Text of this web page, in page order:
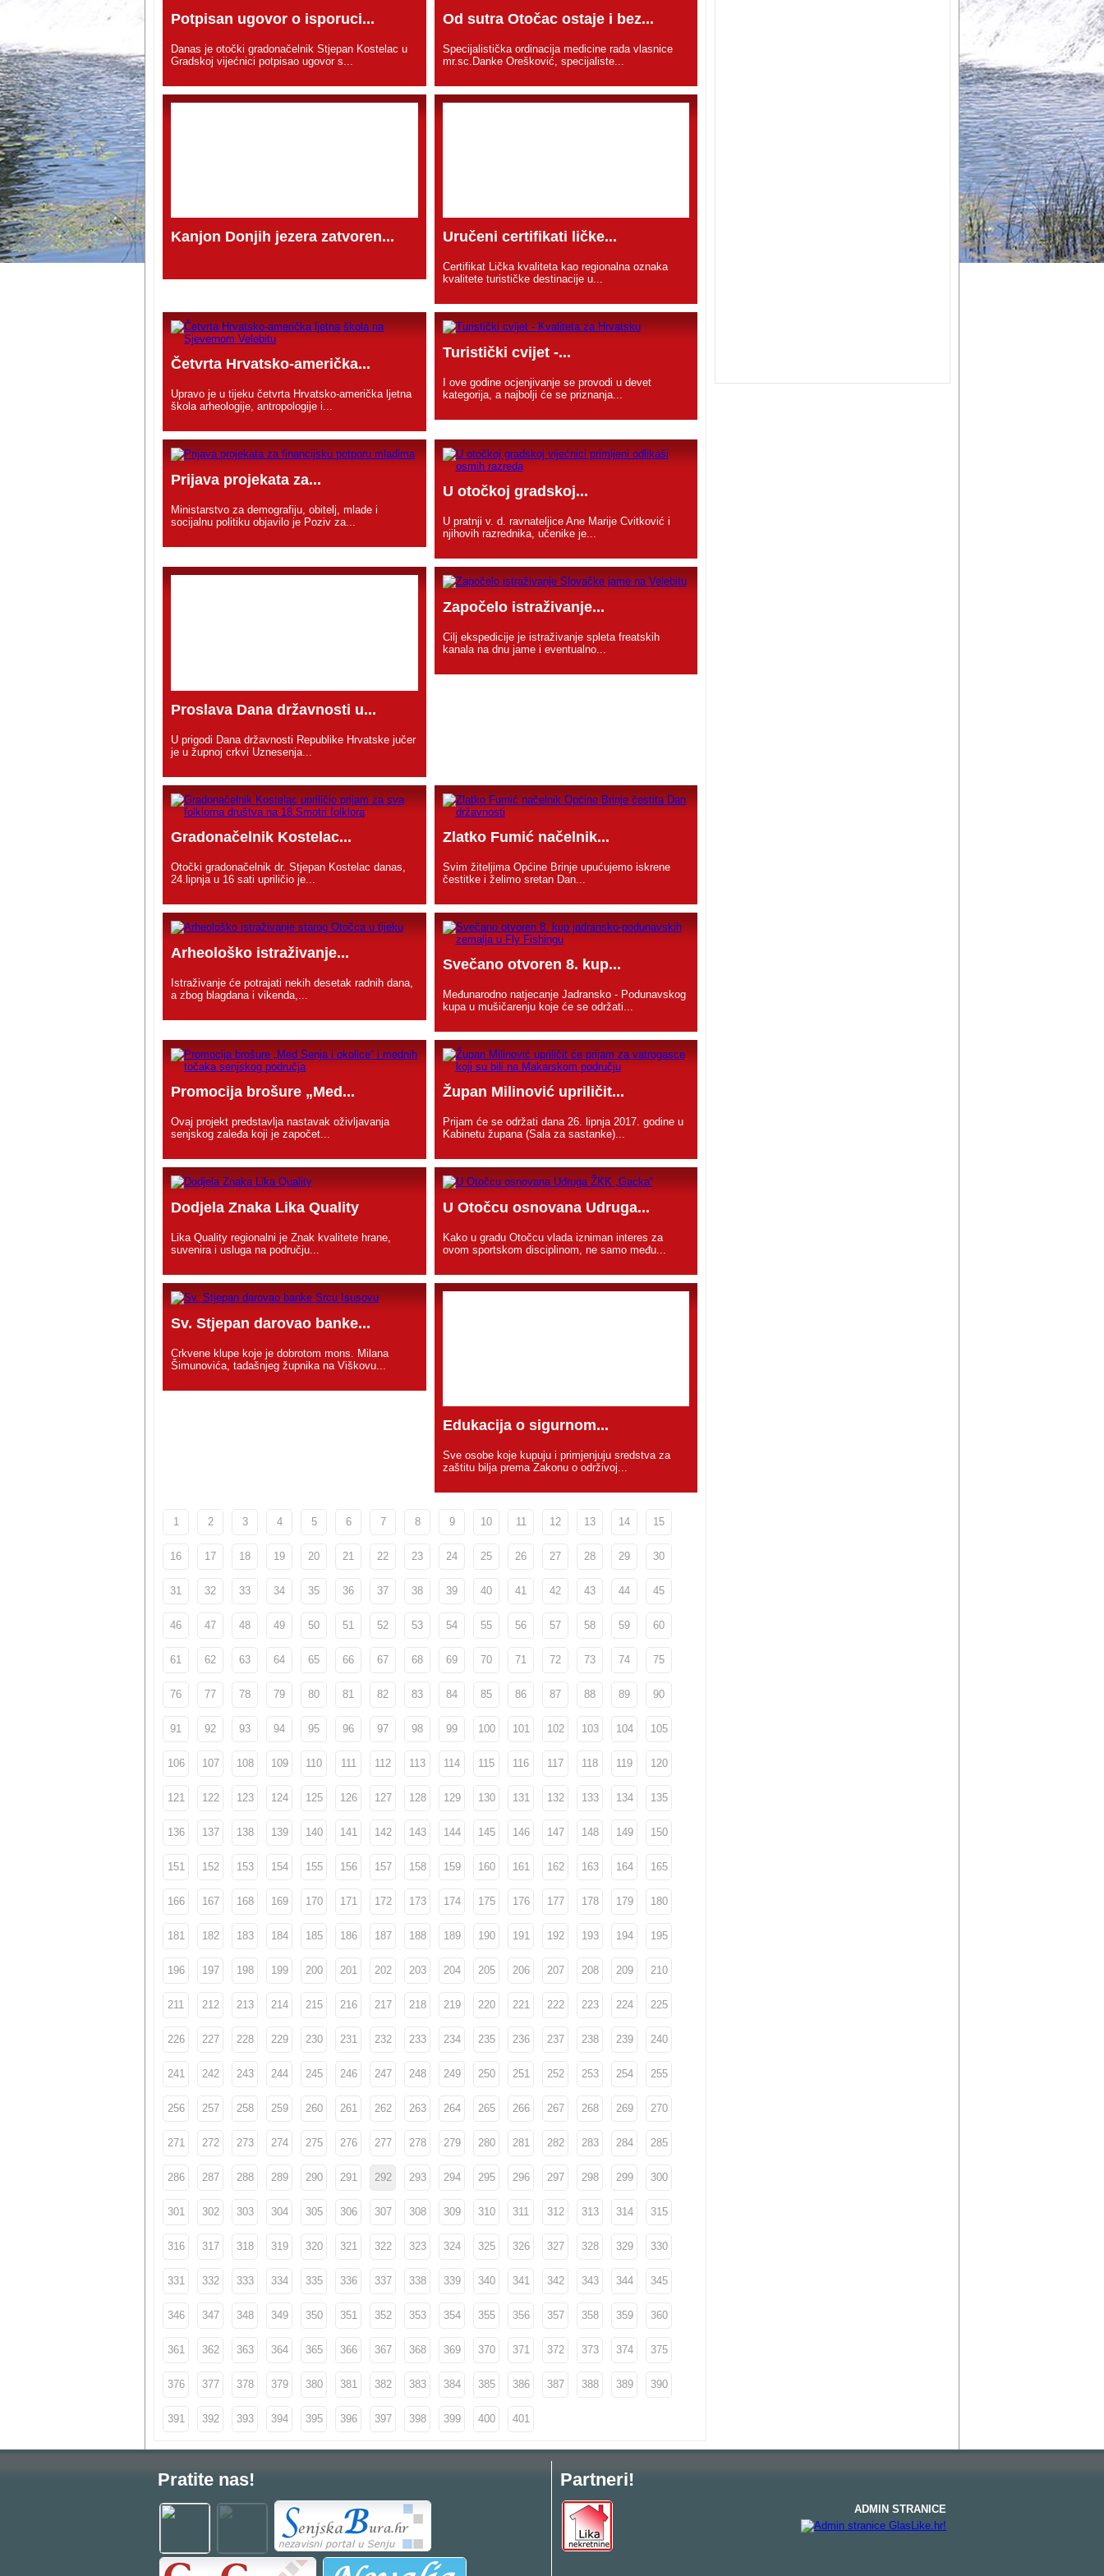
Potpisan ugovor o isporuci...
Danas je otočki gradonačelnik Stjepan Kostelac u
Gradskoj vijećnici potpisao ugovor s...
Od sutra Otočac ostaje i bez...
Specijalistička ordinacija medicine rada vlasnice
mr.sc.Danke Orešković, specijaliste...
Kanjon Donjih jezera zatvoren... Uručeni certifikati ličke...
Certifikat Lička kvaliteta kao regionalna oznaka
kvalitete turističke destinacije u...
Četvrta Hrvatsko-američka...
Upravo je u tijeku četvrta Hrvatsko-američka ljetna
škola arheologije, antropologije i...
Turistički cvijet -...
I ove godine ocjenjivanje se provodi u devet
kategorija, a najbolji će se priznanja...
Prijava projekata za...
Ministarstvo za demografiju, obitelj, mlade i
socijalnu politiku objavilo je Poziv za...
U otočkoj gradskoj...
U pratnji v. d. ravnateljice Ane Marije Cvitković i
njihovih razrednika, učenike je...
Proslava Dana državnosti u...
U prigodi Dana državnosti Republike Hrvatske jučer
je u župnoj crkvi Uznesenja...
Započelo istraživanje...
Cilj ekspedicije je istraživanje spleta freatskih
kanala na dnu jame i eventualno...
Gradonačelnik Kostelac...
Otočki gradonačelnik dr. Stjepan Kostelac danas,
24.lipnja u 16 sati upriličio je...
Zlatko Fumić načelnik...
Svim žiteljima Općine Brinje upućujemo iskrene
čestitke i želimo sretan Dan...
Arheološko istraživanje...
Istraživanje će potrajati nekih desetak radnih dana,
a zbog blagdana i vikenda,...
Svečano otvoren 8. kup...
Međunarodno natjecanje Jadransko - Podunavskog
kupa u mušičarenju koje će se održati...
Promocija brošure „Med...
Ovaj projekt predstavlja nastavak oživljavanja
senjskog zaleđa koji je započet...
Župan Milinović upriličit...
Prijam će se održati dana 26. lipnja 2017. godine u
Kabinetu župana (Sala za sastanke)...
Dodjela Znaka Lika Quality
Lika Quality regionalni je Znak kvalitete hrane,
suvenira i usluga na području...
U Otočcu osnovana Udruga...
Kako u gradu Otočcu vlada izniman interes za
ovom sportskom disciplinom, ne samo među...
Sv. Stjepan darovao banke...
Crkvene klupe koje je dobrotom mons. Milana
Šimunovića, tadašnjeg župnika na Viškovu...
Edukacija o sigurnom...
Sve osobe koje kupuju i primjenjuju sredstva za
zaštitu bilja prema Zakonu o održivoj...
1 2 3 4 5 6 7 8 9 10 11 12 13 14 15
16 17 18 19 20 21 22 23 24 25 26 27 28 29 30
31 32 33 34 35 36 37 38 39 40 41 42 43 44 45
46 47 48 49 50 51 52 53 54 55 56 57 58 59 60
61 62 63 64 65 66 67 68 69 70 71 72 73 74 75
76 77 78 79 80 81 82 83 84 85 86 87 88 89 90
91 92 93 94 95 96 97 98 99 100 101 102 103 104 105
106 107 108 109 110 111 112 113 114 115 116 117 118 119 120
121 122 123 124 125 126 127 128 129 130 131 132 133 134 135
136 137 138 139 140 141 142 143 144 145 146 147 148 149 150
151 152 153 154 155 156 157 158 159 160 161 162 163 164 165
166 167 168 169 170 171 172 173 174 175 176 177 178 179 180
181 182 183 184 185 186 187 188 189 190 191 192 193 194 195
196 197 198 199 200 201 202 203 204 205 206 207 208 209 210
211 212 213 214 215 216 217 218 219 220 221 222 223 224 225
226 227 228 229 230 231 232 233 234 235 236 237 238 239 240
241 242 243 244 245 246 247 248 249 250 251 252 253 254 255
256 257 258 259 260 261 262 263 264 265 266 267 268 269 270
271 272 273 274 275 276 277 278 279 280 281 282 283 284 285
286 287 288 289 290 291 292 293 294 295 296 297 298 299 300
301 302 303 304 305 306 307 308 309 310 311 312 313 314 315
316 317 318 319 320 321 322 323 324 325 326 327 328 329 330
331 332 333 334 335 336 337 338 339 340 341 342 343 344 345
346 347 348 349 350 351 352 353 354 355 356 357 358 359 360
361 362 363 364 365 366 367 368 369 370 371 372 373 374 375
376 377 378 379 380 381 382 383 384 385 386 387 388 389 390
391 392 393 394 395 396 397 398 399 400 401
Pratite nas! Partneri!
ADMIN STRANICE